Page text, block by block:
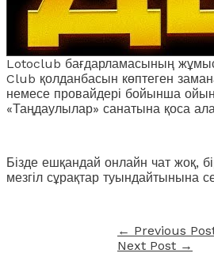
Lotoclub бағдарламасының жұмыс
Club қолданбасын көптеген
немесе провайдері бойынша
«Таңдаулылар» санатына қоса
Бізде ешқандай онлайн чат жоқ,
мезгіл сұрақтар туындайтынына
← Previous
Next Post →